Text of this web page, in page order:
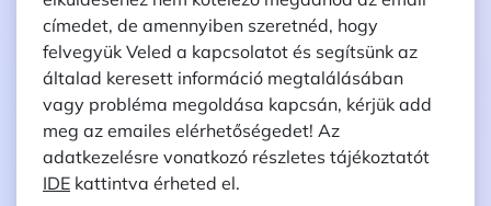
címedet, de amennyiben szeretnéd, hogy
felvegyük Veled a kapcsolatot és segítsünk az
általad keresett információ megtalálásában
vagy probléma megoldása kapcsán, kérjük add
meg az emailes elérhetőségedet! Az
adatkezelésre vonatkozó részletes tájékoztatót
IDE kattintva érheted el.